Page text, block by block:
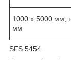
1000 х 5000 мм,
мм
SFS 5454